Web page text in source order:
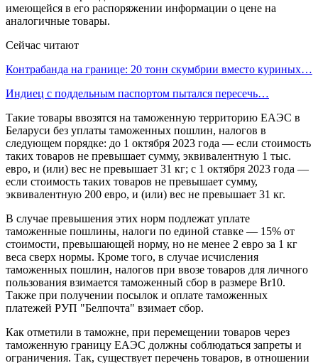
имеющейся в его распоряжении информации о цене на
аналогичные товары.
Сейчас читают
Контрабанда на границе: 20 тонн скумбрии вместо куриных…
Индиец с поддельным паспортом пытался пересечь…
Такие товары ввозятся на таможенную территорию ЕАЭС в
Беларуси без уплаты таможенных пошлин, налогов в
следующем порядке: до 1 октября 2023 года — если стоимость
таких товаров не превышает сумму, эквивалентную 1 тыс.
евро, и (или) вес не превышает 31 кг; с 1 октября 2023 года —
если стоимость таких товаров не превышает сумму,
эквивалентную 200 евро, и (или) вес не превышает 31 кг.
В случае превышения этих норм подлежат уплате
таможенные пошлины, налоги по единой ставке — 15% от
стоимости, превышающей норму, но не менее 2 евро за 1 кг
веса сверх нормы. Кроме того, в случае исчисления
таможенных пошлин, налогов при ввозе товаров для личного
пользования взимается таможенный сбор в размере Br10.
Также при получении посылок и оплате таможенных
платежей РУП "Белпочта" взимает сбор.
Как отметили в таможне, при перемещении товаров через
таможенную границу ЕАЭС должны соблюдаться запреты и
ограничения. Так, существует перечень товаров, в отношении